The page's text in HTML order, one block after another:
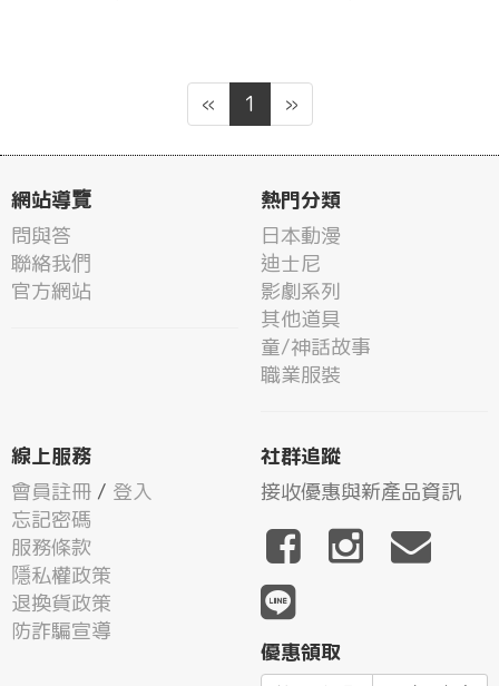
« 1 »
網站導覽
問與答
聯絡我們
官方網站
熱門分類
日本動漫
迪士尼
影劇系列
其他道具
童/神話故事
職業服裝
線上服務
會員註冊 / 登入
忘記密碼
服務條款
隱私權政策
退換貨政策
防詐騙宣導
社群追蹤
接收優惠與新產品資訊
優惠領取